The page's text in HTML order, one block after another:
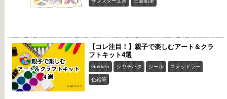
【コレ注目！】親子で楽しむアート＆クラ
フトキット4選
Gakken シヤチハタ シール ステッドラー
色鉛筆